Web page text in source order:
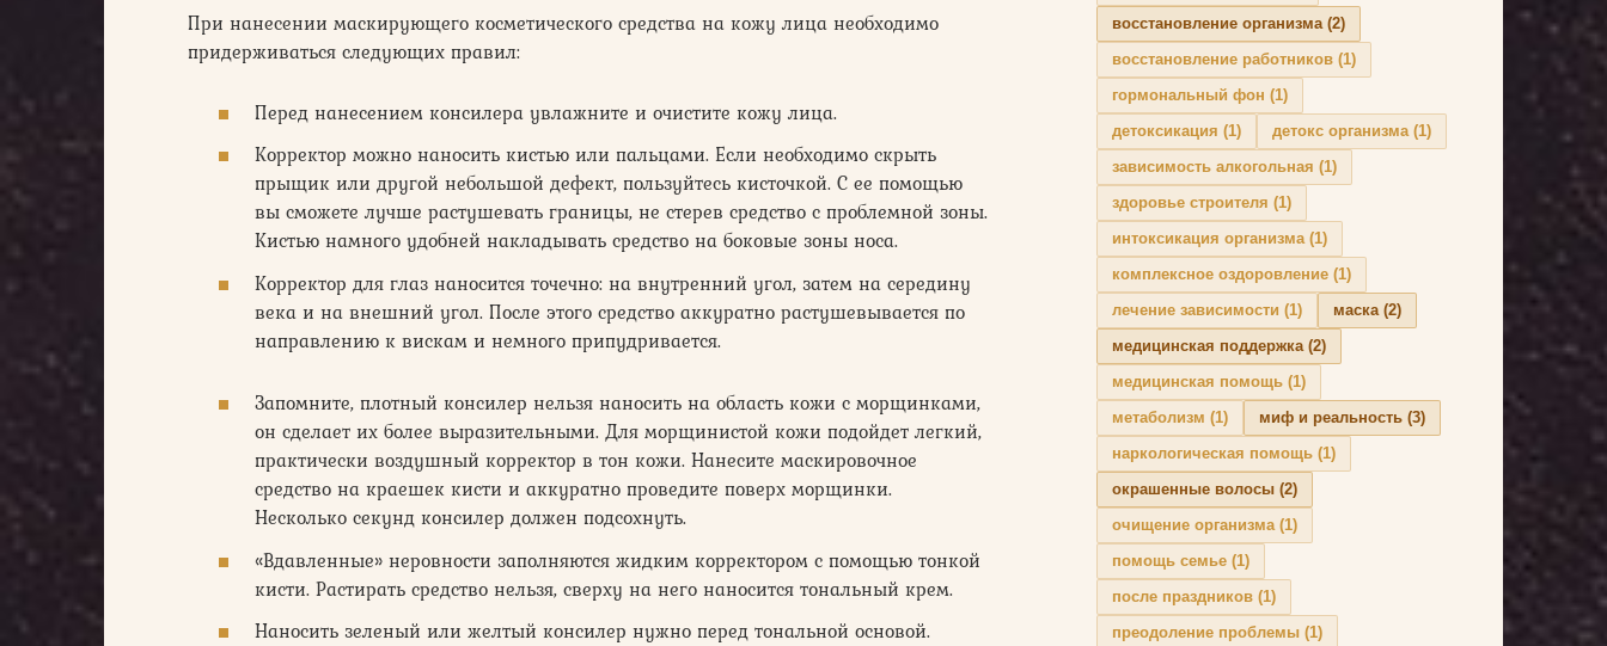
При нанесении маскирующего косметического средства на кожу лица необходимо
придерживаться следующих правил:
Перед нанесением консилера увлажните и очистите кожу лица.
Корректор можно наносить кистью или пальцами. Если необходимо скрыть
прыщик или другой небольшой дефект, пользуйтесь кисточкой. С ее помощью
вы сможете лучше растушевать границы, не стерев средство с проблемной зоны.
Кистью намного удобней накладывать средство на боковые зоны носа.
Корректор для глаз наносится точечно: на внутренний угол, затем на середину
века и на внешний угол. После этого средство аккуратно растушевывается по
направлению к вискам и немного припудривается.
Запомните, плотный консилер нельзя наносить на область кожи с морщинками,
он сделает их более выразительными. Для морщинистой кожи подойдет легкий,
практически воздушный корректор в тон кожи. Нанесите маскировочное
средство на краешек кисти и аккуратно проведите поверх морщинки.
Несколько секунд консилер должен подсохнуть.
«Вдавленные» неровности заполняются жидким корректором с помощью тонкой
кисти. Растирать средство нельзя, сверху на него наносится тональный крем.
Наносить зеленый или желтый консилер нужно перед тональной основой.
восстановление организма(2)
восстановление работников (1)
гормональный фон (1)
детоксикация (1) детокс организма(1)
зависимость алкогольная (1)
здоровье строителя (1)
интоксикация организма(1)
комплексное оздоровление (1)
лечение зависимости (1) маска(2)
медицинская поддержка(2)
медицинская помощь (1)
метаболизм (1) миф и реальность (3)
наркологическая помощь (1)
окрашенные волосы (2)
очищение организма(1)
помощь семье (1)
после праздников (1)
преодоление проблемы (1)